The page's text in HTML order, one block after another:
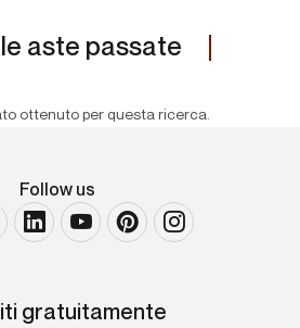
le aste passate
ottenuto per questa ricerca.
Follow us
gratuitamente